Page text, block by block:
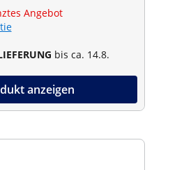
Angebot
bis ca. 14.8.
anzeigen